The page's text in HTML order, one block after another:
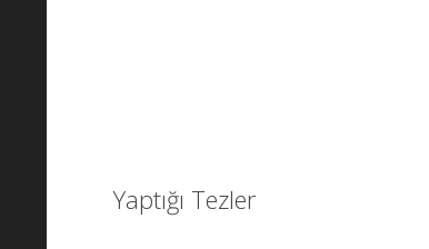
Yaptığı Tezler